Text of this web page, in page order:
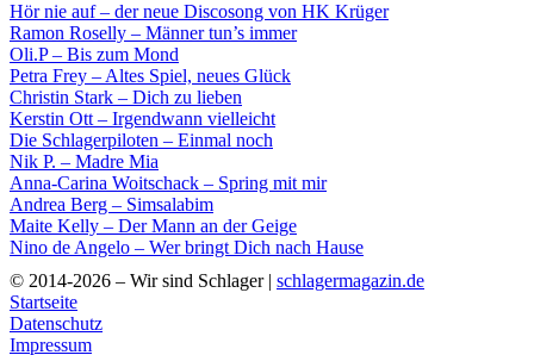
Hör nie auf – der neue Discosong von HK Krüger
Ramon Roselly – Männer tun’s immer
Oli.P – Bis zum Mond
Petra Frey – Altes Spiel, neues Glück
Christin Stark – Dich zu lieben
Kerstin Ott – Irgendwann vielleicht
Die Schlagerpiloten – Einmal noch
Nik P. – Madre Mia
Anna-Carina Woitschack – Spring mit mir
Andrea Berg – Simsalabim
Maite Kelly – Der Mann an der Geige
Nino de Angelo – Wer bringt Dich nach Hause
© 2014-2026 – Wir sind Schlager | schlagermagazin.de
Startseite
Datenschutz
Impressum